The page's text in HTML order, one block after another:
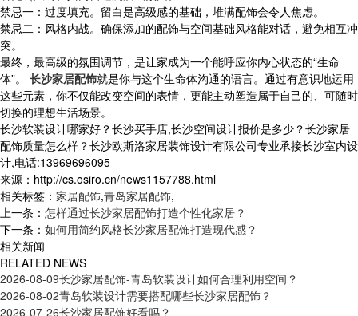
禁忌一：过度填充。留白是高级感的基础，堆满配饰会令人焦虑。
禁忌二：风格内战。确保添加的配饰与空间基础风格能对话，避免相互冲
突。
最终，最高级的氛围调节，是让家成为一个能呼应你内心状态的“生命
体”。 长沙家居配饰就是你与这个生命体沟通的语言。通过有意识地运用
这些元素，你不仅能改变空间的表情，更能主动塑造属于自己的、可随时
切换的理想生活场景。
长沙软装设计哪家好？长沙买手店,长沙空间设计报价是多少？长沙家居
配饰质量怎么样？长沙欧斯洛家居装饰设计有限公司专业承接长沙室内设
计,电话:13969696095
来源：http://cs.osiro.cn/news1157788.html
相关标签： 家居配饰,青岛家居配饰,
上一条： 怎样通过长沙家居配饰打造个性化家居？
下一条： 如何用简约风格长沙家居配饰打造现代感？
相关新闻
RELATED NEWS
2026-08-09长沙家居配饰-青岛软装设计如何合理利用空间？
2026-08-02青岛软装设计需要搭配哪些长沙家居配饰？
2026-07-26长沙家居配饰好看吗？